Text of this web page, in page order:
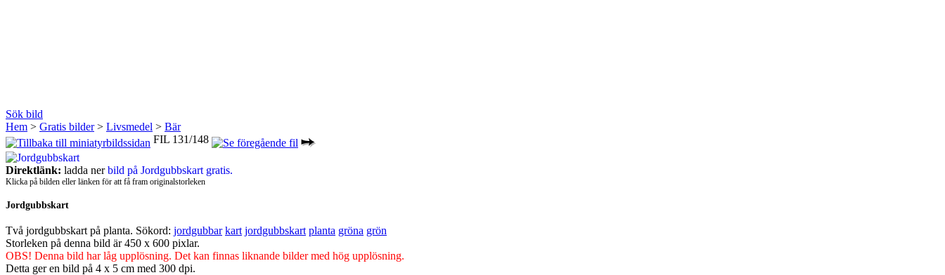
Sök bild
Hem > Gratis bilder> Livsmedel > Bär
FIL 131/148
Direktlänk: ladda nerbild på Jordgubbskart gratis.
Klicka på bilden eller länken för att få fram originalstorleken
Jordgubbskart
Två jordgubbskart på planta. Sökord: jordgubbar kart jordgubbskart planta gröna grön
Storleken på denna bild är 450 x 600 pixlar.
OBS! Denna bild har låg upplösning. Det kan finnas liknande bilder med hög upplösning.
Detta ger en bild på 4 x 5 cm med 300 dpi.